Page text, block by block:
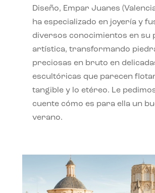
Diseño, Empar Juanes
ha especializado en joyería y
diversos conocimientos en su
artística, transformando
preciosas en bruto en
escultóricas que parecen
tangible y lo etéreo. Le
cuente cómo es para ella un
verano.